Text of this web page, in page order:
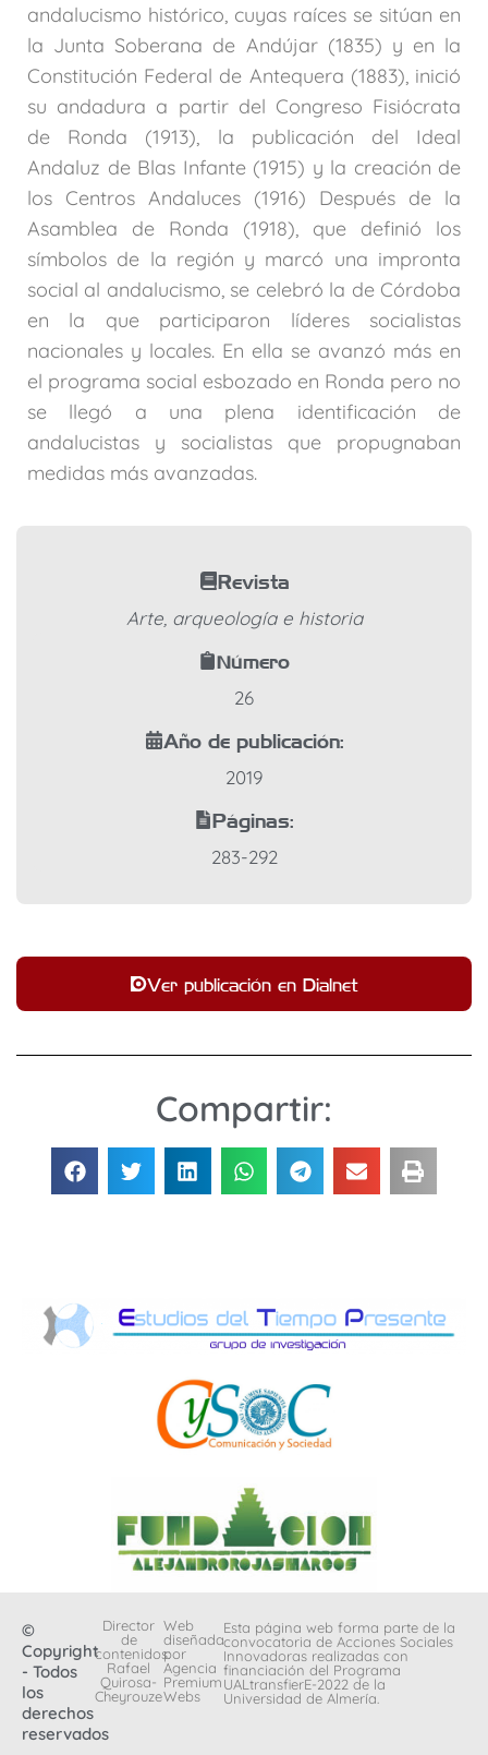
andalucismo histórico, cuyas raíces se sitúan en
la Junta Soberana de Andújar (1835) y en la
Constitución Federal de Antequera (1883), inició
su andadura a partir del Congreso Fisiócrata
de Ronda (1913), la publicación del Ideal
Andaluz de Blas Infante (1915) y la creación de
los Centros Andaluces (1916) Después de la
Asamblea de Ronda (1918), que definió los
símbolos de la región y marcó una impronta
social al andalucismo, se celebró la de Córdoba
en la que participaron líderes socialistas
nacionales y locales. En ella se avanzó más en
el programa social esbozado en Ronda pero no
se llegó a una plena identificación de
andalucistas y socialistas que propugnaban
medidas más avanzadas.
Revista
Arte, arqueología e historia
Número
26
Año de publicación:
2019
Páginas:
283-292
Ver publicación en Dialnet
Compartir:
©
Copyright
- Todos
los
derechos
reservados
Director
de
contenidos:
Rafael
Quirosa-
Cheyrouze
Web
diseñada
por
Agencia
Premium
Webs
Esta página web forma parte de la
convocatoria de Acciones Sociales
Innovadoras realizadas con
financiación del Programa
UALtransfierE-2022 de la
Universidad de Almería.